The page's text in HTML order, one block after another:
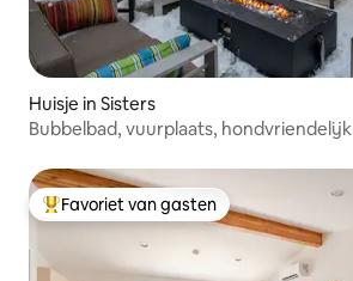
Huisje in Sisters
Bubbelbad, vuurplaats, hondvriendelijk
Topfavoriet van gasten
Favoriet van gasten